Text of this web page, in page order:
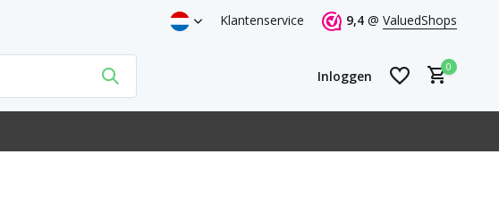
Klantenservice 9,4 @ ValuedShops
Inloggen
0